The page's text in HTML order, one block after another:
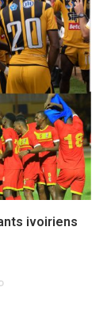
ivoiriens